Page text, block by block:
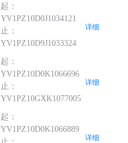
起：
YV1PZ10D0J1034121
止：
YV1PZ10D9J1033324
详细
起：
YV1PZ10D0K1066696
止：
YV1PZ10GXK1077005
详细
起：
YV1PZ10D0K1066889
止：
详细